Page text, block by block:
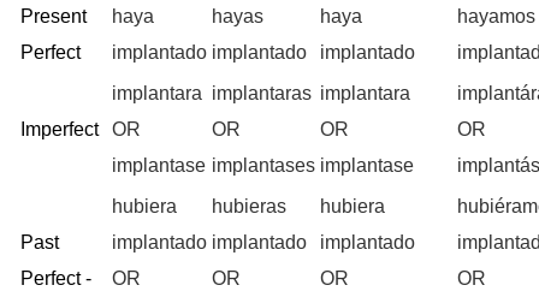
Present
Perfect
haya
implantado
hayas
implantado
haya
implantado
hayamos
Imperfect
implantara
OR
implantase
implantaras
OR
implantases
implantara
OR
implantase
OR
Past
Perfect -
hubiera
implantado
OR
hubieras
implantado
OR
hubiera
implantado
OR
OR